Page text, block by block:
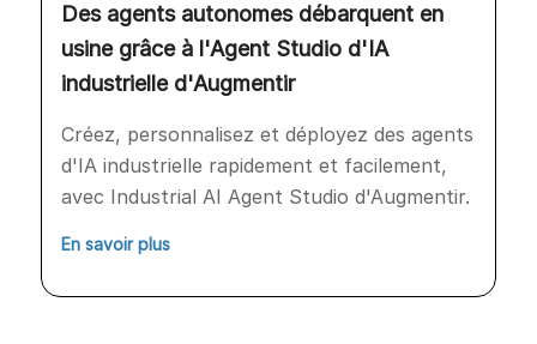
Des agents autonomes débarquent en
usine grâce à l'Agent Studio d'IA
industrielle d'Augmentir
Créez, personnalisez et déployez des agents
d'IA industrielle rapidement et facilement,
avec Industrial AI Agent Studio d'Augmentir.
En savoir plus